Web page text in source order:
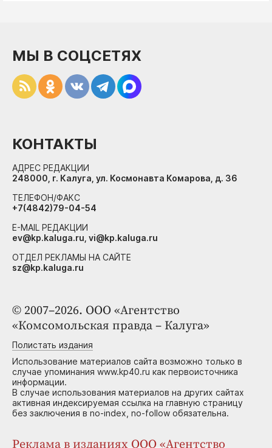
© 2007–2026. ООО «Агентство
«Комсомольская правда – Калуга»
Полистать издания
Использование материалов сайта возможно только в
случае упоминания www.kp40.ru как первоисточника
информации.
В случае использования материалов на других сайтах
активная индексируемая ссылка на главную страницу
без заключения в no-index, no-follow обязательна.
Реклама в изданиях ООО «Агентство
МЫ В СОЦСЕТЯХ
КОНТАКТЫ
АДРЕС РЕДАКЦИИ
248000, г. Калуга, ул. Космонавта Комарова, д. 36
ТЕЛЕФОН/ФАКС
+7(4842)79-04-54
E-MAIL РЕДАКЦИИ
ev@kp.kaluga.ru, vi@kp.kaluga.ru
ОТДЕЛ РЕКЛАМЫ НА САЙТЕ
sz@kp.kaluga.ru